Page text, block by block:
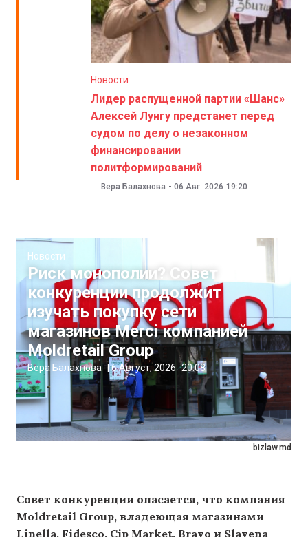
Новости
Лидер распущенной партии «Шанс»
Алексей Лунгу предстанет перед
судом по делу о незаконном
финансировании
политформирований
Вера Балахнова - 06 Авг. 2026 19:20
bizlaw.md
Новости
Риск монополии? Совет
конкуренции продолжит
изучать покупку сети
магазинов Merci компанией
Moldretail Group
Вера Балахнова 6 Август, 2026 20:08
Совет конкуренции опасается, что компания
Moldretail Group, владеющая магазинами
Linella, Fidesco, Cip Market, Bravo и Slavena